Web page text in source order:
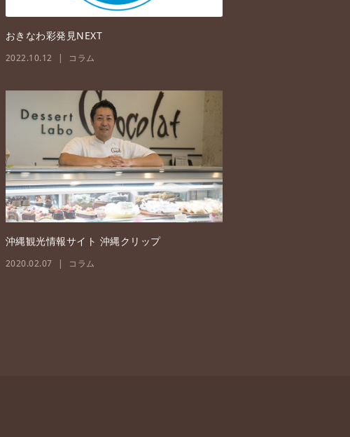
おきなわ彩発見NEXT
2022.10.12 コラム
沖縄観光情報サイト 沖縄クリップ
2020.02.07 コラム